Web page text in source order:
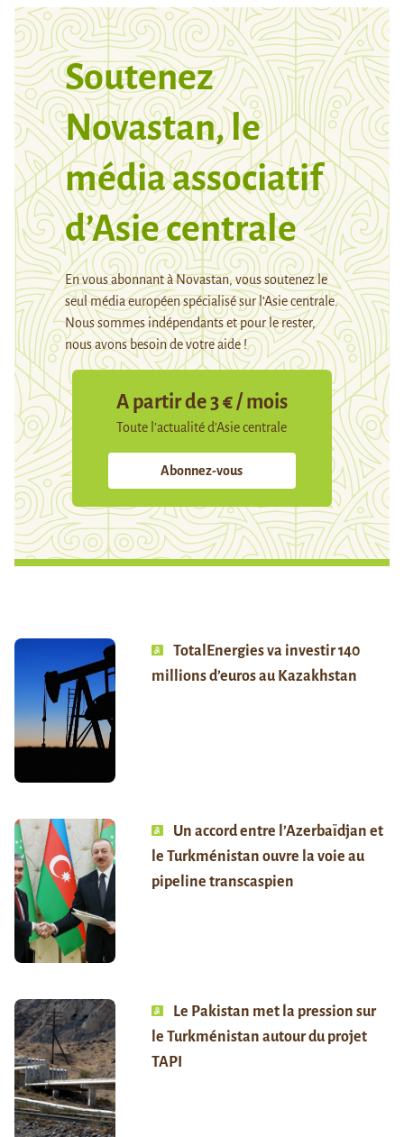
Soutenez
Novastan, le
média associatif
d’Asie centrale
En vous abonnant à Novastan, vous soutenez le
seul média européen spécialisé sur l’Asie centrale.
Nous sommes indépendants et pour le rester,
nous avons besoin de votre aide !
A partir de 3 € / mois
Toute l’actualité d’Asie centrale
Abonnez-vous
TotalEnergies va investir 140
millions d’euros au Kazakhstan
Un accord entre l’Azerbaïdjan et
le Turkménistan ouvre la voie au
pipeline transcaspien
Le Pakistan met la pression sur
le Turkménistan autour du projet
TAPI